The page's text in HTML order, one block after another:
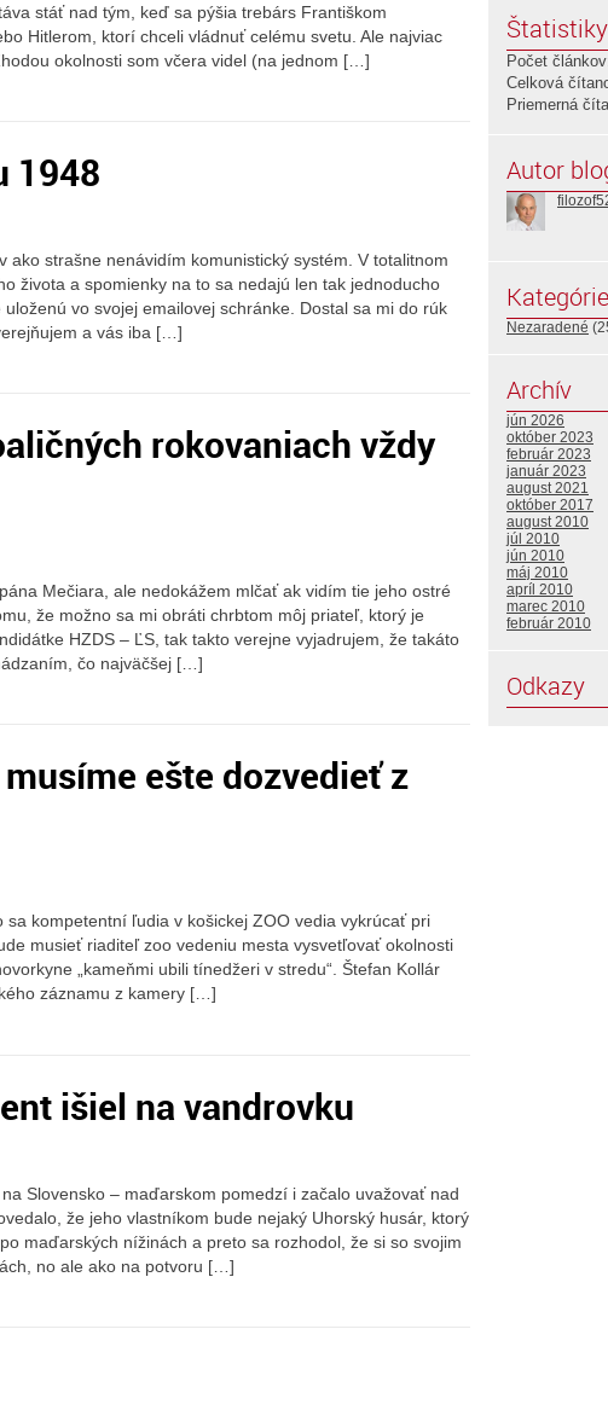
stáť nad tým, keď sa pýšia trebárs Františkom
Hitlerom, ktorí chceli vládnuť celému svetu. Ale najviac
okolnosti som včera videl (na jednom […]
1948
ako strašne nenávidím komunistický systém. V totalitnom
života a spomienky na to sa nedajú len tak jednoducho
vo svojej emailovej schránke. Dostal sa mi do rúk
a vás iba […]
rokovaniach vždy
Mečiara, ale nedokážem mlčať ak vidím tie jeho ostré
že možno sa mi obráti chrbtom môj priateľ, ktorý je
HZDS – ĽS, tak takto verejne vyjadrujem, že takáto
čo najväčšej […]
ešte dozvedieť z
kompetentní ľudia v košickej ZOO vedia vykrúcať pri
musieť riaditeľ zoo vedeniu mesta vysvetľovať okolnosti
„kameňmi ubili tínedžeri v stredu“. Štefan Kollár
záznamu z kamery […]
išiel na vandrovku
Slovensko – maďarskom pomedzí i začalo uvažovať nad
že jeho vlastníkom bude nejaký Uhorský husár, ktorý
maďarských nížinách a preto sa rozhodol, že si so svojim
no ale ako na potvoru […]
Počet
Celková
Priemerná
Autor
Kategórie
Nezaradené
Archív
jún 2026
október 2023
február 2023
január 2023
august 2021
október 2017
august 2010
júl 2010
jún 2010
máj 2010
apríl 2010
marec 2010
február 2010
Odkazy